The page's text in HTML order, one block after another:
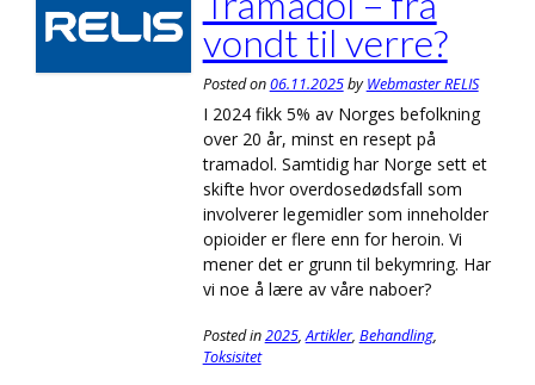
vondt til verre?
Posted on06.11.2025byWebmaster RELIS
I 2024 fikk 5% av Norges befolkning
over 20 år, minst en resept på
tramadol. Samtidig har Norge sett et
skifte hvor overdosedødsfall som
involverer legemidler som inneholder
opioider er flere enn for heroin. Vi
mener det er grunn til bekymring. Har
vi noe å lære av våre naboer?
Posted in2025,Artikler, Behandling,
Toksisitet